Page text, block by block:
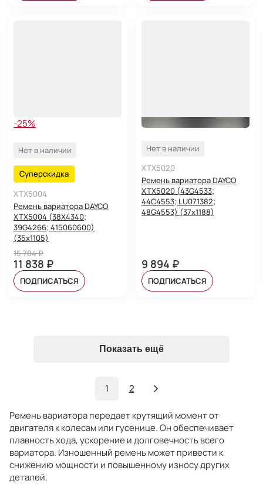
-25%
Нет в наличии
Суперскидка
XTX5004
Ремень вариатора DAYCO
XTX5004 (38X4340;
39G4266; 415060600)
(35x1105)
15 784 ₽
11 838 ₽
ПОДПИСАТЬСЯ
Нет в наличии
XTX5020
Ремень вариатора DAYCO
XTX5020 (43G4533;
44C4553; LU071382;
48G4553) (37x1188)
9 894 ₽
ПОДПИСАТЬСЯ
Показать ещё
1 2
Ремень вариатора передает крутящий момент от
двигателя к колесам или гусенице. Он обеспечивает
плавность хода, ускорение и долговечность всего
вариатора. Изношенный ремень может привести к
снижению мощности и повышенному износу других
деталей.